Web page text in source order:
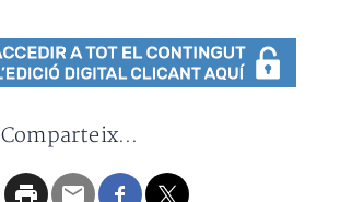
Comparteix...